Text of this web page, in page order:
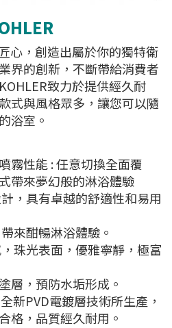
心，創造出屬於你的獨特衛
界的創新，不斷帶給消費者
致力於提供經久耐
式與風格眾多，讓您可以隨
浴室。
霧性能 : 任意切換全面覆
帶來夢幻般的淋浴體驗
，具有卓越的舒適性和易用
來酣暢淋浴體驗。
珠光表面，優雅寧靜，極富
，預防水垢形成。
新PVD電鍍層技術所生產，
格，品質經久耐用。